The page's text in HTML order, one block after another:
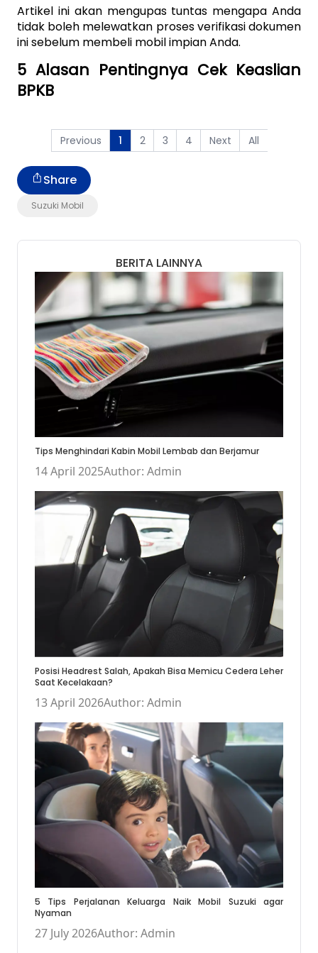
Artikel ini akan mengupas tuntas mengapa Anda
tidak boleh melewatkan proses verifikasi dokumen
ini sebelum membeli mobil impian Anda.
5 Alasan Pentingnya Cek Keaslian
BPKB
Previous 1 2 3 4 Next All
Suzuki Mobil
Share
BERITA LAINNYA
Tips Menghindari Kabin Mobil Lembab dan Berjamur
14 April 2025Author: Admin
Posisi Headrest Salah, Apakah Bisa Memicu Cedera Leher
Saat Kecelakaan?
13 April 2026Author: Admin
5 Tips Perjalanan Keluarga Naik Mobil Suzuki agar
Nyaman
27 July 2026Author: Admin